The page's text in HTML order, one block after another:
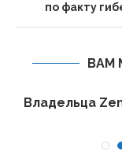
по факту
ВАМ
Владельца